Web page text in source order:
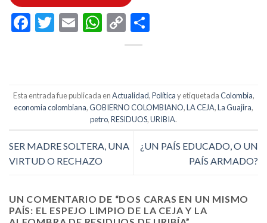
Facebook
Twitter
EmailWhatsApp
Copy
Link
Esta entrada fue publicada enActualidad,Políticay etiquetadaColombia,
economia colombiana,GOBIERNO COLOMBIANO,LA CEJA,La Guajira,
petro,RESIDUOS,URIBIA.
SER MADRE SOLTERA, UNA
VIRTUD O RECHAZO
¿UN PAÍS EDUCADO, O UN
PAÍS ARMADO?
UN COMENTARIO DE “DOS CARAS EN UN MISMO
PAÍS: EL ESPEJO LIMPIO DE LA CEJA Y LA